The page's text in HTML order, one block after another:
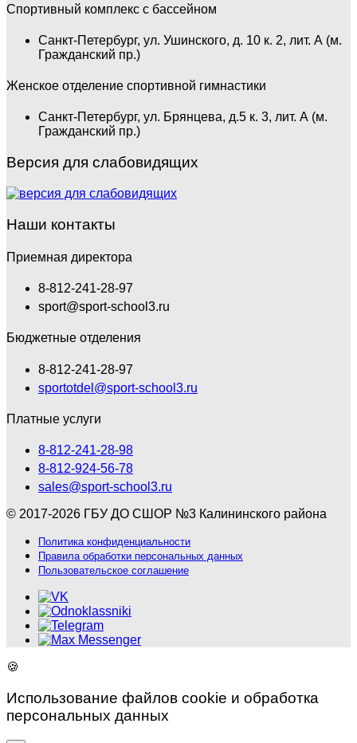
Спортивный комплекс с бассейном
Санкт-Петербург, ул. Ушинского, д. 10 к. 2, лит. А (м.
Гражданский пр.)
Женское отделение спортивной гимнастики
Санкт-Петербург, ул. Брянцева, д.5 к. 3, лит. А (м.
Гражданский пр.)
Версия для слабовидящих
Наши контакты
Приемная директора
8-812-241-28-97
sport@sport-school3.ru
Бюджетные отделения
8-812-241-28-97
sportotdel@sport-school3.ru
Платные услуги
8-812-241-28-98
8-812-924-56-78
sales@sport-school3.ru
© 2017-2026 ГБУ ДО СШОР №3 Калининского района
Политика конфиденциальности
Правила обработки персональных данных
Пользовательское соглашение
🍪
Использование файлов cookie и обработка
персональных данных